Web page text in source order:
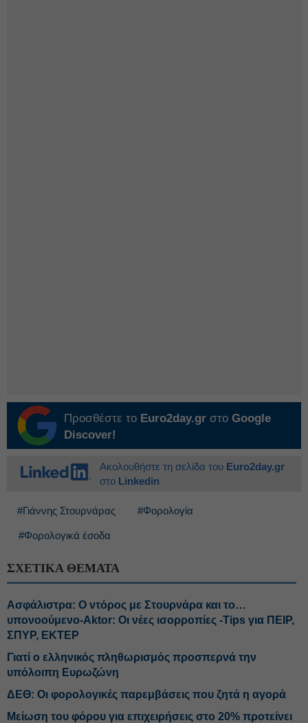
Προσθέστε το Euro2day.gr στο Google
Discover!
Ακολουθήστε τη σελίδα του Euro2day.gr
στο Linkedin
#Γιάννης Στουρνάρας #Φορολογία
#Φορολογικά έσοδα
ΣΧΕΤΙΚΑ ΘΕΜΑΤΑ
Ασφάλιστρα: Ο ντόρος με Στουρνάρα και το…
υπονοούμενο-Aktor: Οι νέες ισορροπίες -Tips για ΠΕΙΡ,
ΣΠΥΡ, ΕΚΤΕΡ
Γιατί ο ελληνικός πληθωρισμός προσπερνά την
υπόλοιπη Ευρωζώνη
ΔΕΘ: Οι φορολογικές παρεμβάσεις που ζητά η αγορά
Μείωση του φόρου για επιχειρήσεις στο 20% προτείνει